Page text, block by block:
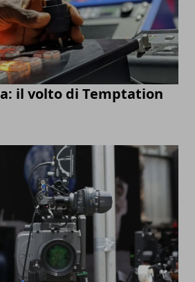
il volto di Temptation